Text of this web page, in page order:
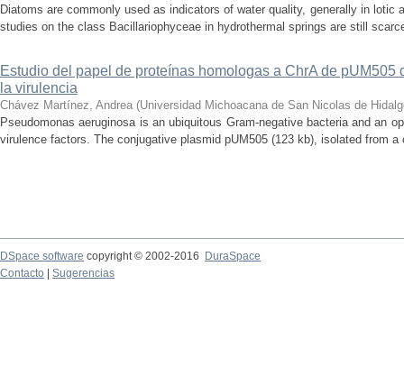
Diatoms are commonly used as indicators of water quality, generally in
studies on the class Bacillariophyceae in hydrothermal springs are still
Estudio del papel de proteínas homologas a ChrA de
la virulencia
Chávez Martínez, Andrea (Universidad Michoacana de San Nicolas de
Pseudomonas aeruginosa is an ubiquitous Gram-negative bacteria and an
virulence factors. The conjugative plasmid pUM505 (123 kb), isolated from
DSpace software copyright © 2002-2016
DuraSpace
Contacto
Sugerencias